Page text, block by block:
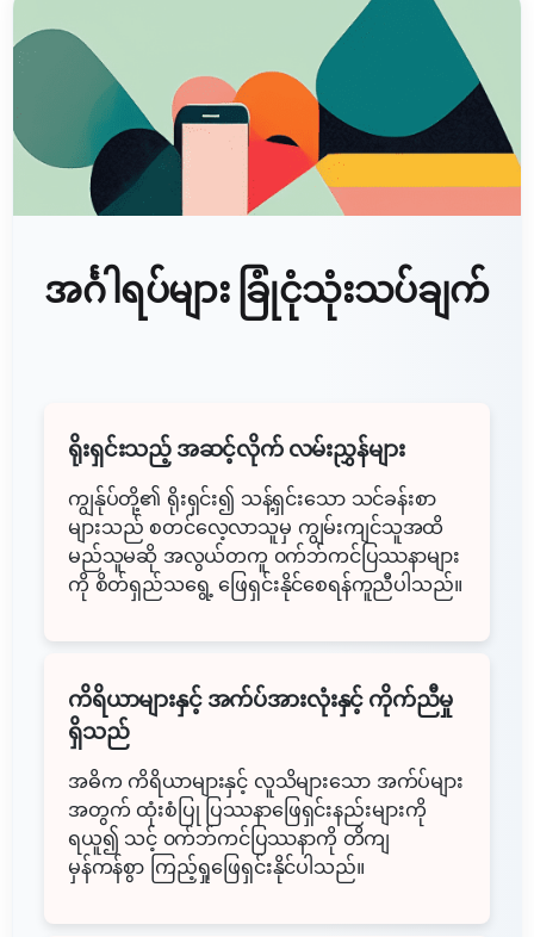
အင်္ဂါရပ်များ ခြုံငုံသုံးသပ်ချက်
ရိုးရှင်းသည့် အဆင့်လိုက် လမ်းညွှန်များ
ကျွန်ုပ်တို့၏ ရိုးရှင်း၍ သန့်ရှင်းသော သင်ခန်းစာ
များသည် စတင်လေ့လာသူမှ ကျွမ်းကျင်သူအထိ
မည်သူမဆို အလွယ်တကူ ၀က်ဘ်ကင်ပြဿနာများ
ကို စိတ်ရှည်သရွေ့ ဖြေရှင်းနိုင်စေရန်ကူညီပါသည်။
ကိရိယာများနှင့် အက်ပ်အားလုံးနှင့် ကိုက်ညီမှု
ရှိသည်
အဓိက ကိရိယာများနှင့် လူသိများသော အက်ပ်များ
အတွက် ထုံးစံပြု ပြဿနာဖြေရှင်းနည်းများကို
ရယူ၍ သင့် ၀က်ဘ်ကင်ပြဿနာကို တိကျ
မှန်ကန်စွာ ကြည့်ရှုဖြေရှင်းနိုင်ပါသည်။